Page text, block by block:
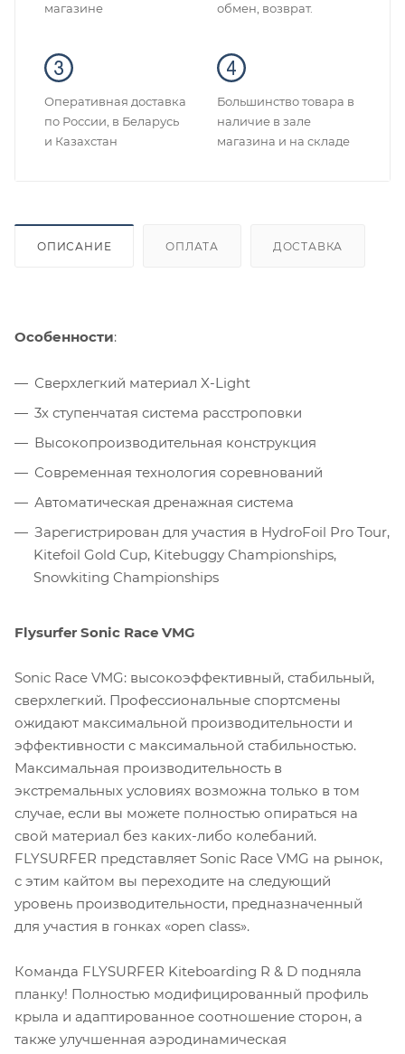
магазине
обмен, возврат.
Оперативная доставка
по России, в Беларусь
и Казахстан
Большинство товара в
наличие в зале
магазина и на складе
ОПИСАНИЕ ОПЛАТА ДОСТАВКА
Особенности:
Сверхлегкий материал X-Light
3х ступенчатая система расстроповки
Высокопроизводительная конструкция
Современная технология соревнований
Автоматическая дренажная система
Зарегистрирован для участия в HydroFoil Pro Tour,
Kitefoil Gold Cup, Kitebuggy Championships,
Snowkiting Championships
Flysurfer Sonic Race VMG
Sonic Race VMG: высокоэффективный, стабильный,
сверхлегкий. Профессиональные спортсмены
ожидают максимальной производительности и
эффективности с максимальной стабильностью.
Максимальная производительность в
экстремальных условиях возможна только в том
случае, если вы можете полностью опираться на
свой материал без каких-либо колебаний.
FLYSURFER представляет Sonic Race VMG на рынок,
с этим кайтом вы переходите на следующий
уровень производительности, предназначенный
для участия в гонках «open class».
Команда FLYSURFER Kiteboarding R & D подняла
планку! Полностью модифицированный профиль
крыла и адаптированное соотношение сторон, а
также улучшенная аэродинамическая